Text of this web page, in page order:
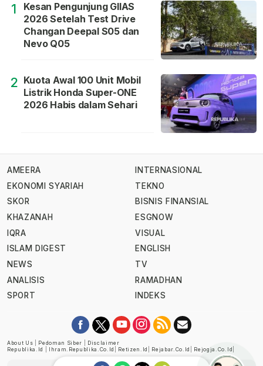
1
Kesan Pengunjung GIIAS
2026 Setelah Test Drive
Changan Deepal S05 dan
Nevo Q05
2 Kuota Awal 100 Unit Mobil
Listrik Honda Super-ONE
2026 Habis dalam Sehari
AMEERA
EKONOMI SYARIAH
SKOR
KHAZANAH
IQRA
ISLAM DIGEST
NEWS
ANALISIS
SPORT
INTERNASIONAL
TEKNO
BISNIS FINANSIAL
ESGNOW
VISUAL
ENGLISH
TV
RAMADHAN
INDEKS
About Us Pedoman Siber
Disclaimer
Republika.id
Ihram.republika.co.id Retizen.id Rejabar.co.id Rejogja.co.id